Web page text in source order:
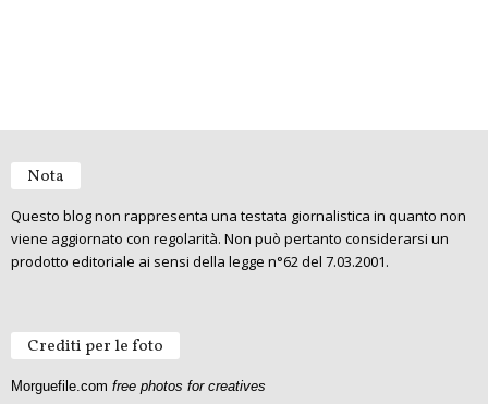
Nota
Questo blog non rappresenta una testata giornalistica in quanto non
viene aggiornato con regolarità. Non può pertanto considerarsi un
prodotto editoriale ai sensi della legge n°62 del 7.03.2001.
Crediti per le foto
Morguefile.com free photos for creatives